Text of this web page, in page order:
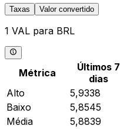
Taxas Valor convertido
1 VAL para BRL
Métrica
Últimos 7
dias
Alto
5,9338
Baixo
5,8545
Média
5,8839